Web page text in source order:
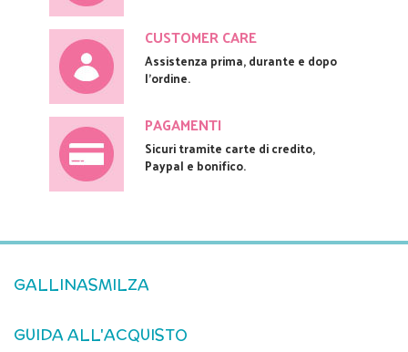
CUSTOMER CARE
Assistenza prima, durante e dopo
l'ordine.
PAGAMENTI
Sicuri tramite carte di credito,
Paypal e bonifico.
GALLINASMILZA
GUIDA ALL'ACQUISTO